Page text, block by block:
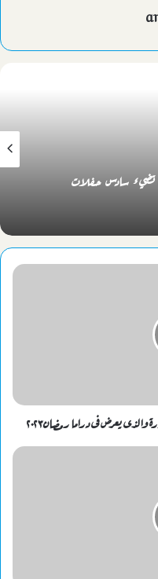
تضيء سادس حفلات
والذى يعرض فى دراما رمضان٢٠٢٣